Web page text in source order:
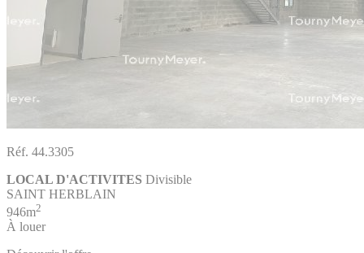
Réf. 44.3305
LOCAL D'ACTIVITES Divisible
SAINT HERBLAIN
946m2
À louer